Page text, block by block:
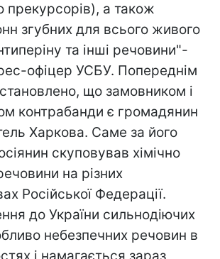
прекурсорів), а також
згубних для всього живого
та іншi речовини"-
офіцер УСБУ. Попереднім
що замовником і
контрабанди є громадянин
Харкова. Саме за його
скуповував хімічно
на різних
Російської Федерації.
до України сильнодіючих
небезпечних речовин в